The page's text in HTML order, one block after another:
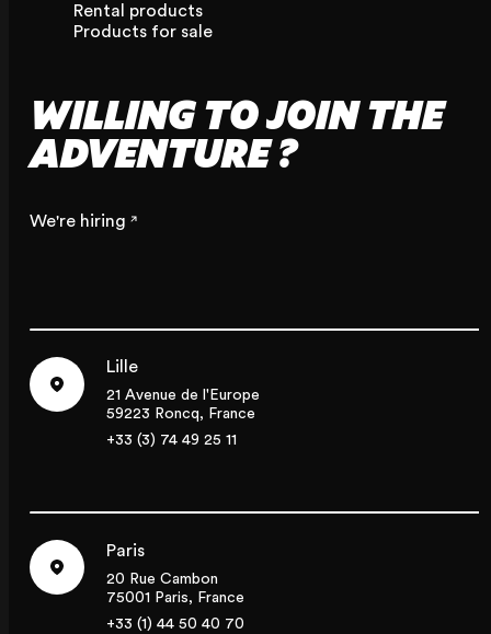
Rental products
Products for sale
WILLING TO JOIN THE
ADVENTURE ?
We're hiring
Lille
21 Avenue de l'Europe
59223 Roncq, France
+33 (3) 74 49 25 11
Paris
20 Rue Cambon
75001 Paris, France
+33 (1) 44 50 40 70